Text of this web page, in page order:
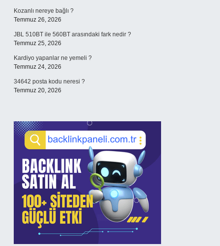
Kozanlı nereye bağlı ?
Temmuz 26, 2026
JBL 510BT ile 560BT arasındaki fark nedir ?
Temmuz 25, 2026
Kardiyo yapanlar ne yemeli ?
Temmuz 24, 2026
34642 posta kodu neresi ?
Temmuz 20, 2026